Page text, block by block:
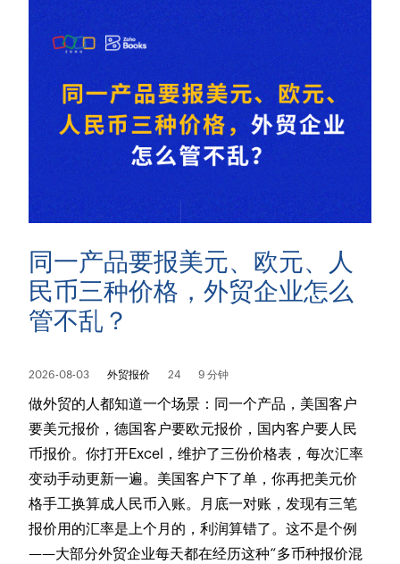
同一产品要报美元、欧元、人
民币三种价格，外贸企业怎么
管不乱？
2026-08-03 外贸报价 24 9 分钟
做外贸的人都知道一个场景：同一个产品，美国客户
要美元报价，德国客户要欧元报价，国内客户要人民
币报价。你打开Excel，维护了三份价格表，每次汇率
变动手动更新一遍。美国客户下了单，你再把美元价
格手工换算成人民币入账。月底一对账，发现有三笔
报价用的汇率是上个月的，利润算错了。这不是个例
——大部分外贸企业每天都在经历这种“多币种报价混